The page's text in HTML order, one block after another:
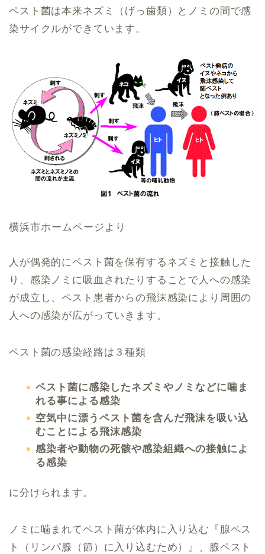
ペスト菌は本来ネズミ（げっ歯類）とノミの間で感
染サイクルができています。
横浜市ホームページより
人が偶発的にペスト菌を保有するネズミと接触した
り、感染ノミに吸血されたりすることで人への感染
が成立し、ペスト患者からの飛沫感染により周囲の
人への感染が広がっていきます。
ペスト菌の感染経路は３種類
ペスト菌に感染したネズミやノミなどに噛ま
れる事による感染
空気中に漂うペスト菌を含んだ飛沫を吸い込
むことによる飛沫感染
感染者や動物の死骸や感染組織への接触によ
る感染
に分けられます。
ノミに噛まれてペスト菌が体内に入り込む『腺ペス
ト（リンパ腺（節）に入り込むため）』、腺ペスト